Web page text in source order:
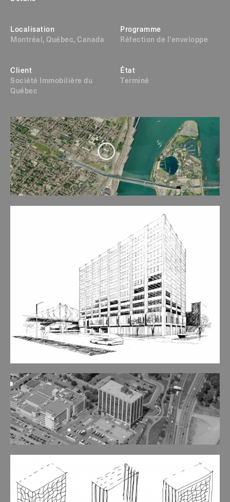
Localisation
Montréal, Québec, Canada
Programme
Réfection de l'enveloppe
Client
Société Immobilière du
Québec
État
Terminé